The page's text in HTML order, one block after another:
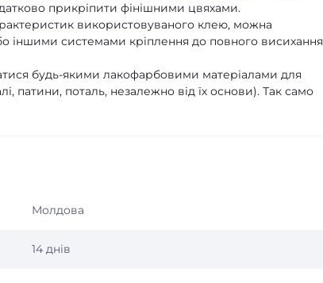
прикріпити фінішними цвяхами.
використовуваного клею, можна
іншими системами кріплення до повного висихання
будь-якими лакофарбовими матеріалами для
патини, поталь, незалежно від їх основи). Так само
Молдова
14 днів